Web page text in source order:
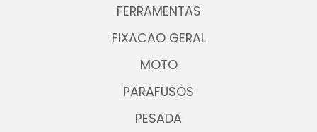
FERRAMENTAS
FIXACAO GERAL
MOTO
PARAFUSOS
PESADA